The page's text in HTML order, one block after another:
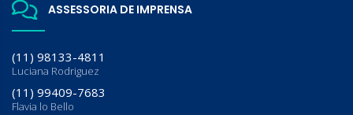
ASSESSORIA DE IMPRENSA
(11) 98133-4811
Luciana Rodriguez
(11) 99409-7683
Flavia lo Bello